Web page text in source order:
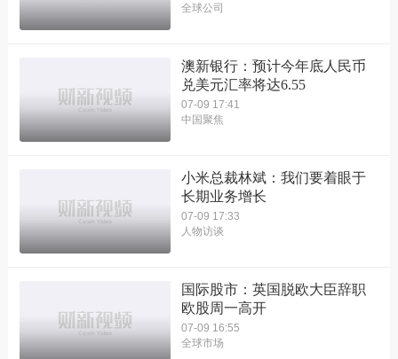
全球公司
澳新银行：预计今年底人民币
兑美元汇率将达6.55
07-09 17:41
中国聚焦
小米总裁林斌：我们要着眼于
长期业务增长
07-09 17:33
人物访谈
国际股市：英国脱欧大臣辞职
欧股周一高开
07-09 16:55
全球市场